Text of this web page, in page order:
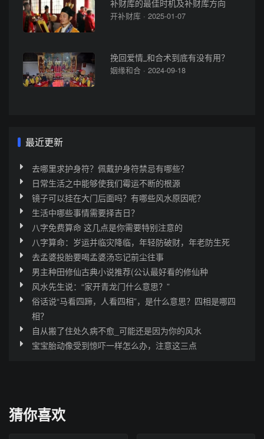
补财库的最佳时机及补财库方向
开补财库 · 2025-01-07
挽回爱情_和合术到底有没有用？
姻缘和合 · 2024-09-18
最近更新
去哪里求护身符？佩戴护身符禁忌有哪些？
日常生活之中能够使我们霉运不断的根源
镜子可以挂在大门后面吗？有哪些风水原因呢？
生活中哪些事情需要择吉日？
八字免费算命 这几点是你需要特别注意的
八字算命：岁运并临灾降临，年轻防破财，年老防生死
去孟婆投胎要喝孟婆汤忘记前尘往事
男主种田修仙古典小说推荐(公认最好看的修仙种
风水先生说：“家开青龙门什么意思？”
俗话说“马看四蹄，人看四相”，是什么意思？四相是哪四
相？
自从搬了住处久病不愈_可能还是因为你的风水
宝宝胎动像受到惊吓一样怎么办，注意这三点
猜你喜欢